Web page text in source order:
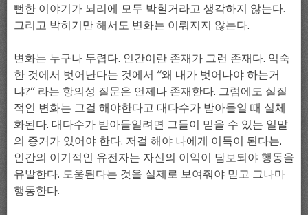
뻔한 이야기가 뇌리에 모두 박힐거라고 생각하지 않는다.
그리고 박히기만 해서도 변화는 이뤄지지 않는다.
변화는 누구나 두렵다. 인간이란 존재가 그런 존재다. 익숙
한 것에서 벗어난다는 것에서 “왜 내가 벗어나야 하는거
냐?” 라는 항의성 질문은 언제나 존재한다. 그럼에도 실질
적인 변화는 그걸 해야한다고 대다수가 받아들일 때 실체
화된다. 대다수가 받아들일려면 그들이 믿을 수 있는 일말
의 증거가 있어야 한다. 저걸 해야 나에게 이득이 된다는.
인간의 이기적인 유전자는 자신의 이익이 담보되야 행동을
유발한다. 도움된다는 것을 실제로 보여줘야 믿고 그나마
행동한다.